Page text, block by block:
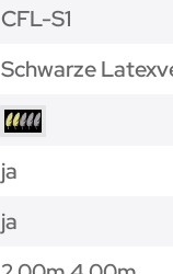
CFL-S1
Schwarze
ja
ja